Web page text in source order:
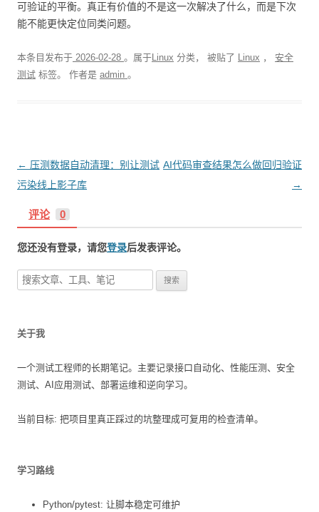
可验证的平衡。真正有价值的不是这一次解决了什么，而是下次
能不能更快定位同类问题。
本条目发布于 2026-02-28 。属于Linux 分类， 被贴了 Linux ， 安全
测试 标签。 作者是 admin 。
文
章
航
← 压测数据自动清理：别让测试
污染线上影子库
AI代码审查结果怎么做回归验证
→
评论 0
您还没有登录，请您登录后发表评论。
搜
关于我
一个测试工程师的长期笔记。主要记录接口自动化、性能压测、安全
测试、AI应用测试、部署运维和逆向学习。
当前目标: 把项目里真正踩过的坑整理成可复用的检查清单。
学习路线
Python/pytest: 让脚本稳定可维护